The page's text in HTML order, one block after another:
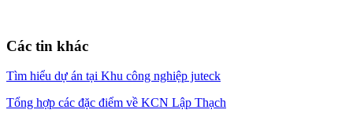
Các tin khác
Tìm hiểu dự án tại Khu công nghiệp juteck
Tổng hợp các đặc điểm về KCN Lập Thạch